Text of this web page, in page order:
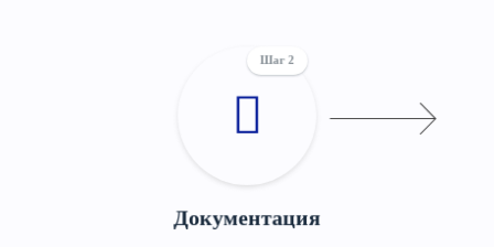
Документация
Шаг 2